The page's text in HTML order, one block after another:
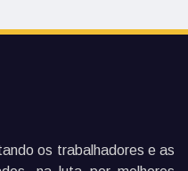
os trabalhadores e as